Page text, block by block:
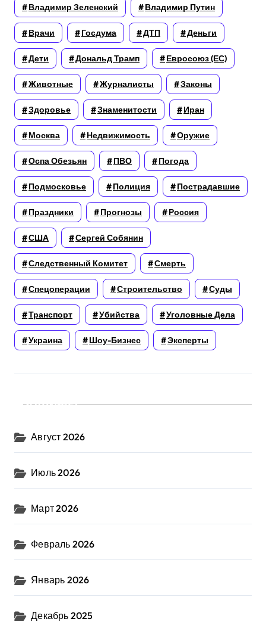
Владимир Зеленский Владимир Путин
Врачи Госдума ДТП Деньги
Дети Дональд Трамп Евросоюз (ЕС)
Животные Журналисты Законы
Здоровье Знаменитости Иран
Москва Недвижимость Оружие
Оспа Обезьян ПВО Погода
Подмосковье Полиция Пострадавшие
Праздники Прогнозы Россия
США Сергей Собянин
Следственный Комитет Смерть
Спецоперации Строительство Суды
Транспорт Убийства Уголовные Дела
Украина Шоу-Бизнес Эксперты
Архивы
Август 2026
Июль 2026
Март 2026
Февраль 2026
Январь 2026
Декабрь 2025